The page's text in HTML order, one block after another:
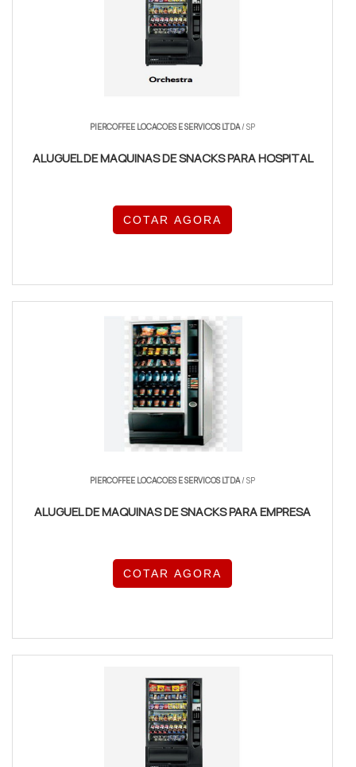
PIERCOFFEE LOCACOES E SERVICOS LTDA/ SP
ALUGUEL DE MAQUINAS DE SNACKS PARA HOSPITAL
COTAR AGORA
PIERCOFFEE LOCACOES E SERVICOS LTDA/ SP
ALUGUEL DE MAQUINAS DE SNACKS PARA EMPRESA
COTAR AGORA